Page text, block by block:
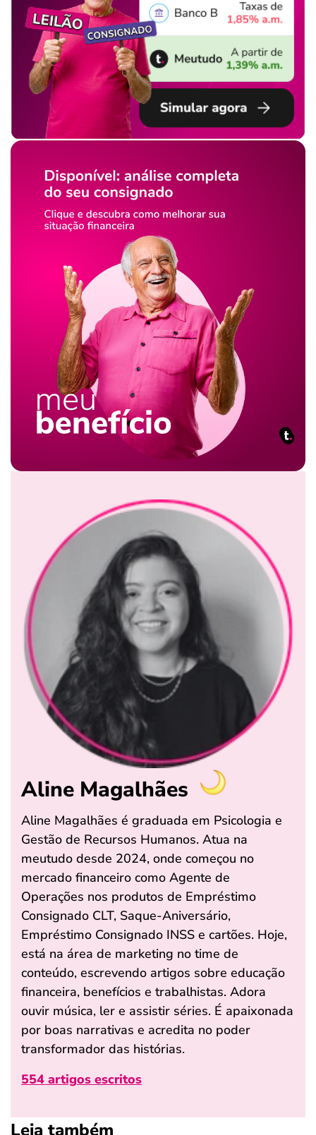
Aline Magalhães
Aline Magalhães é graduada em Psicologia e
Gestão de Recursos Humanos. Atua na
meutudo desde 2024, onde começou no
mercado financeiro como Agente de
Operações nos produtos de Empréstimo
Consignado CLT, Saque-Aniversário,
Empréstimo Consignado INSS e cartões. Hoje,
está na área de marketing no time de
conteúdo, escrevendo artigos sobre educação
financeira, benefícios e trabalhistas. Adora
ouvir música, ler e assistir séries. É apaixonada
por boas narrativas e acredita no poder
transformador das histórias.
554 artigos escritos
Leia também